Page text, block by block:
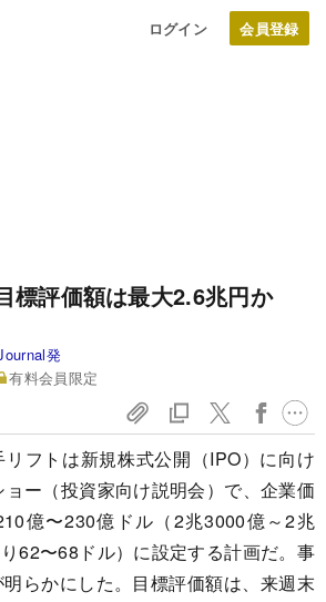
ログイン
標評価額は最大2.6兆円か
発
有料会員限定
フトは新規株式公開（IPO）に向け
ー（投資家向け説明会）で、企業価
億〜230億ドル（2兆3000億～2兆
62〜68ドル）に設定する計画だ。事
らかにした。目標評価額は、来週末